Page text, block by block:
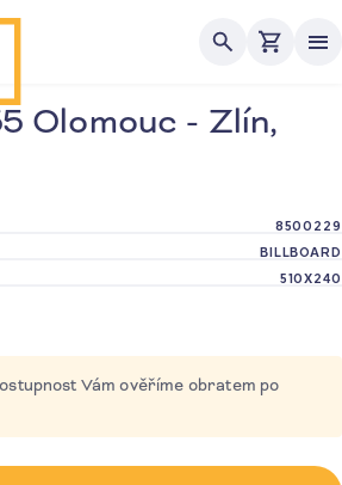
Olomouc - Zlín,
8500229
BILLBOARD
510X240
Vám ověříme obratem po